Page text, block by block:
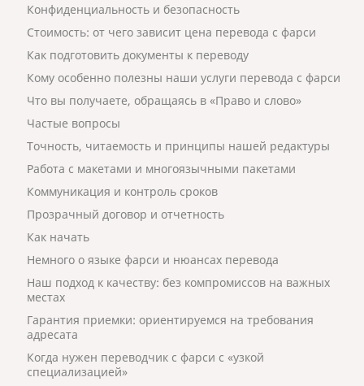
Конфиденциальность и безопасность
Стоимость: от чего зависит цена перевода с фарси
Как подготовить документы к переводу
Кому особенно полезны наши услуги перевода с фарси
Что вы получаете, обращаясь в «Право и слово»
Частые вопросы
Точность, читаемость и принципы нашей редактуры
Работа с макетами и многоязычными пакетами
Коммуникация и контроль сроков
Прозрачный договор и отчетность
Как начать
Немного о языке фарси и нюансах перевода
Наш подход к качеству: без компромиссов на важных
местах
Гарантия приемки: ориентируемся на требования
адресата
Когда нужен переводчик с фарси с «узкой
специализацией»